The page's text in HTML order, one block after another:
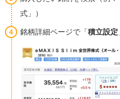
式」）
銘柄詳細ページで「 積立設定